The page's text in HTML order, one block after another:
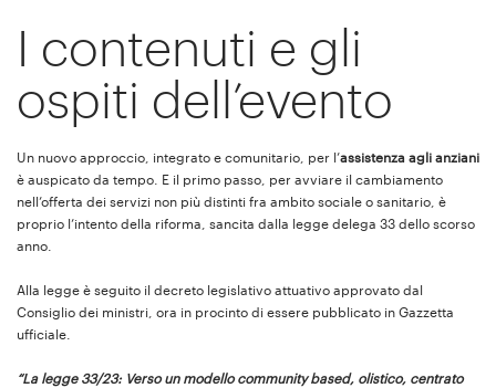
I contenuti e gli
ospiti dell’evento
Un nuovo approccio, integrato e comunitario, per l’assistenza agli anziani
è auspicato da tempo. E il primo passo, per avviare il cambiamento
nell’offerta dei servizi non più distinti fra ambito sociale o sanitario, è
proprio l’intento della riforma, sancita dalla legge delega 33 dello scorso
anno.
Alla legge è seguito il decreto legislativo attuativo approvato dal
Consiglio dei ministri, ora in procinto di essere pubblicato in Gazzetta
ufficiale.
“La legge 33/23: Verso un modello community based, olistico, centrato